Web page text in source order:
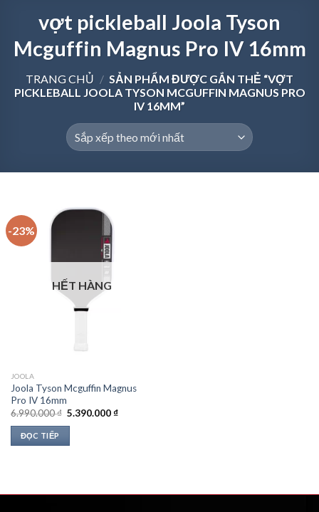
vợt pickleball Joola Tyson
Mcguffin Magnus Pro IV 16mm
TRANG CHỦ / SẢN PHẨM ĐƯỢC GẮN THẺ “VỢT
PICKLEBALL JOOLA TYSON MCGUFFIN MAGNUS PRO
IV 16MM”
-23%
HẾT HÀNG
JOOLA
Joola Tyson Mcguffin Magnus
Pro IV 16mm
6.990.000₫ Giá
5.390.000₫Giá
ĐỌC TIẾP